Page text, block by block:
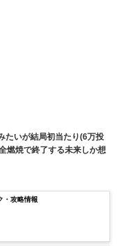
たいが結局初当たり(6万投
燃焼で終了する未来しか想
・攻略情報